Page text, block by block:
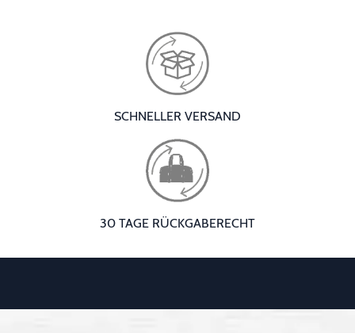
SCHNELLER VERSAND
30 TAGE RÜCKGABERECHT